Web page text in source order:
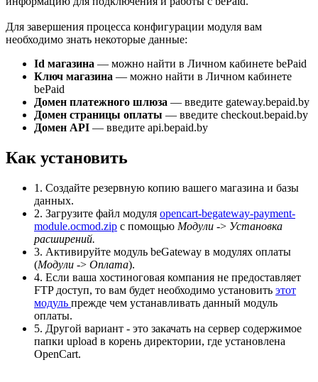
Для завершения процесса конфигурации модуля вам
необходимо знать некоторые данные:
Id магазина — можно найти в Личном кабинете bePaid
Ключ магазина — можно найти в Личном кабинете
bePaid
Домен платежного шлюза — введите gateway.bepaid.by
Домен страницы оплаты — введите checkout.bepaid.by
Домен API — введите api.bepaid.by
Как установить
1. Создайте резервную копию вашего магазина и базы
данных.
2. Загрузите файл модуля opencart-begateway-payment-
module.ocmod.zip с помощью Модули -> Установка
расширений.
3. Активируйте модуль beGateway в модулях оплаты
(Модули -> Оплата).
4. Если ваша хостиноговая компания не предоставляет
FTP доступ, то вам будет необходимо установить этот
модуль прежде чем устанавливать данный модуль
оплаты.
5. Другой вариант - это закачать на сервер содержимое
папки upload в корень директории, где установлена
OpenCart.